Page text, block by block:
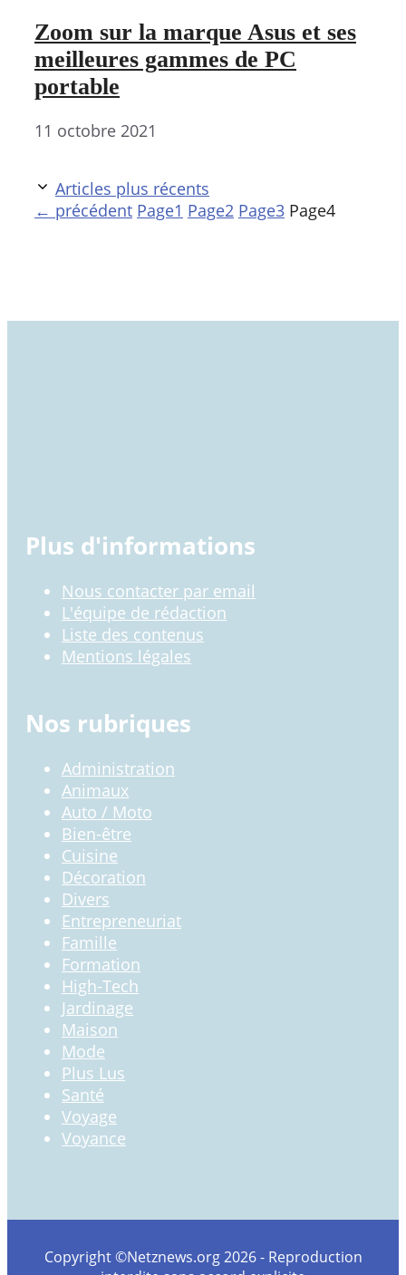
Zoom sur la marque Asus et ses
meilleures gammes de PC
portable
11 octobre 2021
Articles plus récents
← précédent Page1 Page2 Page3 Page4
Plus d'informations
Nous contacter par email
L'équipe de rédaction
Liste des contenus
Mentions légales
Nos rubriques
Administration
Animaux
Auto / Moto
Bien-être
Cuisine
Décoration
Divers
Entrepreneuriat
Famille
Formation
High-Tech
Jardinage
Maison
Mode
Plus Lus
Santé
Voyage
Voyance
Copyright ©Netznews.org 2026 - Reproduction